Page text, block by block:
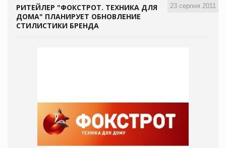
23 серпня 2011
РИТЕЙЛЕР "ФОКСТРОТ. ТЕХНИКА ДЛЯ
ДОМА" ПЛАНИРУЕТ ОБНОВЛЕНИЕ
СТИЛИСТИКИ БРЕНДА